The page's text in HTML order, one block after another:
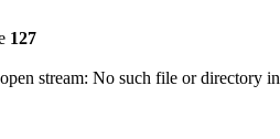
127
stream: No such file or directory in